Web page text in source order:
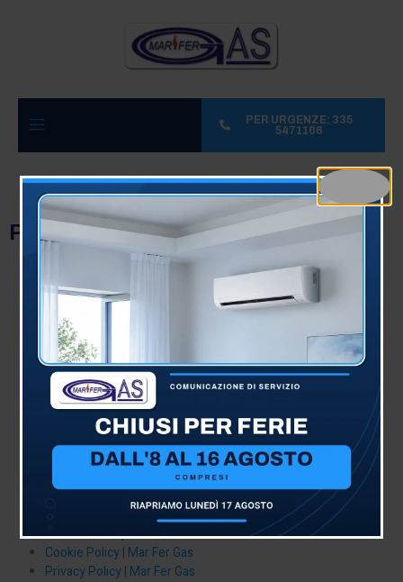
PER URGENZE: 335
5471106
Pagine
Lavaggio Impianti Di Riscaldamento | Mar Fer Gas
Installazione Climatizzazione | Mar Fer Gas
Assistenza Caldaie | Mar Fer Gas
Installazione Caldaie | Mar Fer Gas
Contatti | Mar Fer Gas
Normative Vigenti | Mar Fer Gas
Chi Siamo | Mar Fer Gas
Home | Mar Fer Gas
Informazione Legale | Mar Fer Gas
Richiesta Dati | Mar Fer Gas
Impostazioni sulla Privacy | Mar Fer Gas
Dimenticami | Mar Fer Gas
Disclaimer | Mar Fer Gas
Centro Privacy GDPR | Mar Fer Gas
Cookie Policy | Mar Fer Gas
Privacy Policy | Mar Fer Gas